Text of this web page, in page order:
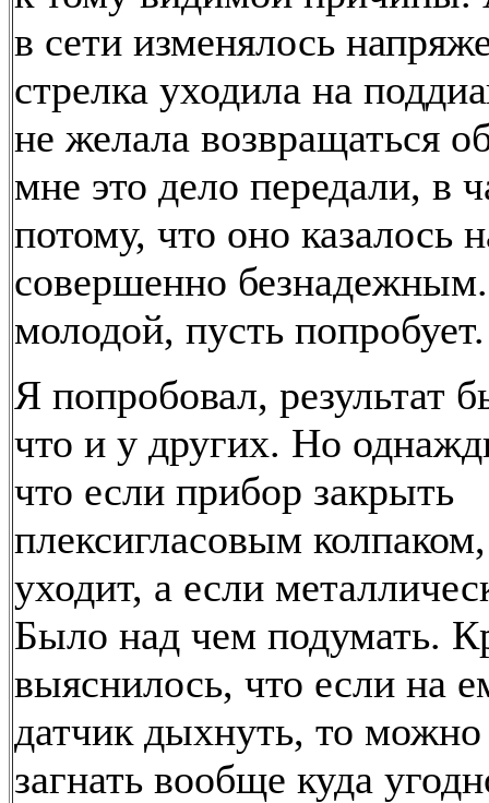
в сети изменялось
стрелка уходила на
не желала возвращаться
мне это дело передали, в
потому, что оно казалось
совершенно
молодой, пусть
Я попробовал, результат
что и у других. Но
что если прибор закрыть
плексигласовым
уходит, а если
Было над чем подумать.
выяснилось, что если на
датчик дыхнуть, то можно
загнать вообще куда